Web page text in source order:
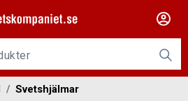
Svetshjälmar